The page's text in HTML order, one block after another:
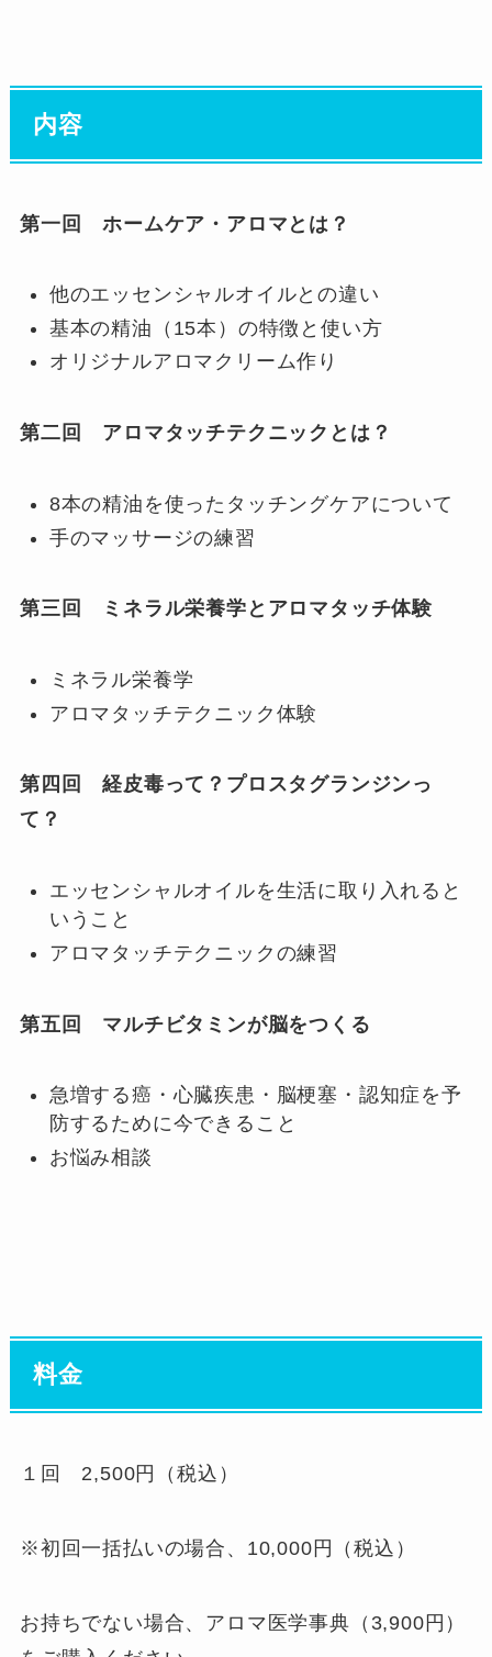
内容
第一回 ホームケア・アロマとは？
他のエッセンシャルオイルとの違い
基本の精油（15本）の特徴と使い方
オリジナルアロマクリーム作り
第二回 アロマタッチテクニックとは？
8本の精油を使ったタッチングケアについて
手のマッサージの練習
第三回 ミネラル栄養学とアロマタッチ体験
ミネラル栄養学
アロマタッチテクニック体験
第四回 経皮毒って？プロスタグランジンっ
て？
エッセンシャルオイルを生活に取り入れると
いうこと
アロマタッチテクニックの練習
第五回 マルチビタミンが脳をつくる
急増する癌・心臓疾患・脳梗塞・認知症を予
防するために今できること
お悩み相談
料金
１回 2,500円（税込）
※初回一括払いの場合、10,000円（税込）
お持ちでない場合、アロマ医学事典（3,900円）